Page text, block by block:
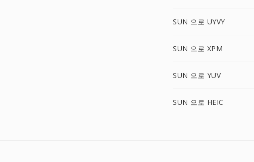
SUN 으로 UYVY
SUN 으로 XPM
SUN 으로 YUV
SUN 으로 HEIC